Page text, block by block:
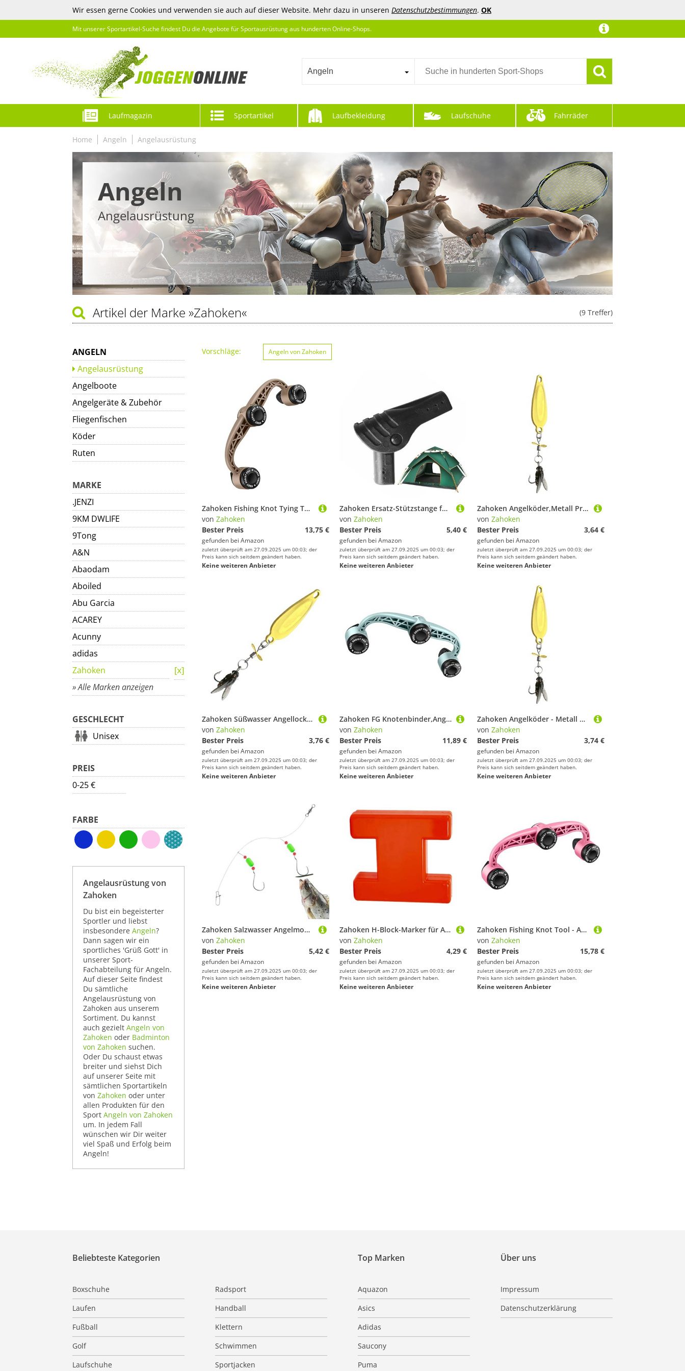
Wir essen gerne Cookies und verwenden sie auch auf dieser Website. Mehr dazu in unseren Datenschutzbestimmungen. OK
Mit unserer Sportartikel-Suche findest Du die Angebote für Sportausrüstung aus hunderten Online-Shops.
Angeln
Laufmagazin Sportartikel Laufbekleidung Laufschuhe Fahrräder
Home Angeln Angelausrüstung
Angeln
Angelausrüstung
(9 Treffer)
Artikel der Marke »Zahoken«
ANGELN
Angelausrüstung
Angelboote
Angelgeräte & Zubehör
Fliegenfischen
Köder
Ruten
MARKE
.JENZI
9KM DWLIFE
9Tong
A&N
Abaodam
Aboiled
Abu Garcia
ACAREY
Acunny
adidas
Zahoken
» Alle Marken anzeigen
GESCHLECHT
Unisex
PREIS
0-25 €
FARBE
Angelausrüstung von
Zahoken
Du bist ein begeisterter
Sportler und liebst
insbesondere Angeln?
Dann sagen wir ein
sportliches 'Grüß Gott' in
unserer Sport-
Fachabteilung für Angeln.
Auf dieser Seite findest
Du sämtliche
Angelausrüstung von
Zahoken aus unserem
Sortiment. Du kannst
auch gezielt Angeln von
Zahoken oder Badminton
von Zahoken suchen.
Oder Du schaust etwas
breiter und siehst Dich
auf unserer Seite mit
sämtlichen Sportartikeln
von Zahoken oder unter
allen Produkten für den
Sport Angeln von Zahoken
um. In jedem Fall
wünschen wir Dir weiter
viel Spaß und Erfolg beim
Angeln!
Vorschläge: Angeln von Zahoken
Zahoken Fishing Knot Tying Tool, Angelhaspel-Knotenwerkzeug, Zubehör für Angelknoten Verbinder Ausrüstung Angler Teich Stausee Süßwasser See Fluss Salzwasser
von Zahoken
Bester Preis
13,75 €
gefunden bei Amazon
zuletzt überprüft am 27.09.2025 um 00:03; der
Preis kann sich seitdem geändert haben.
Keine weiteren Anbieter
Zahoken Ersatz-Stützstange für Baldachin, hochfeste Zeltstützgelenke, Reparatur, benutzerfreundliches Zubehör, Ausrüstung für Reisen, Freunde, Kollegen, Familie
von Zahoken
Bester Preis
5,40 €
gefunden bei Amazon
zuletzt überprüft am 27.09.2025 um 00:03; der
Preis kann sich seitdem geändert haben.
Keine weiteren Anbieter
Zahoken Angelköder,Metall Propeller Weichköder Forellen - Realistischer Schwimmköder Fliegenfischen Ausrüstung für Meer Kajak Fluss Süßwasser Salzwasser Anfänger und erfahrene Angler
von Zahoken
Bester Preis
3,64 €
gefunden bei Amazon
zuletzt überprüft am 27.09.2025 um 00:03; der
Preis kann sich seitdem geändert haben.
Keine weiteren Anbieter
Zahoken Süßwasser Angellockstäbe - Metall Propeller Weichköder Forellen - Realistischer Schwimmköder Fliegenfischen Ausrüstung für Meer Kajak Fluss Süßwasser Salzwasser Anfänger und erfahrene Angler
von Zahoken
Bester Preis
3,76 €
gefunden bei Amazon
zuletzt überprüft am 27.09.2025 um 00:03; der
Preis kann sich seitdem geändert haben.
Keine weiteren Anbieter
Zahoken FG Knotenbinder,Angelhaspel-Knotenwerkzeug | Zubehör für Angelknoten Verbinder Ausrüstung Angler Teich Stausee Süßwasser See Fluss Salzwasser
von Zahoken
Bester Preis
11,89 €
gefunden bei Amazon
zuletzt überprüft am 27.09.2025 um 00:03; der
Preis kann sich seitdem geändert haben.
Keine weiteren Anbieter
Zahoken Angelköder - Metall Propeller Weichköder Forellen,Realistischer Schwimmköder Fliegenfischen Ausrüstung für Meer Kajak Fluss Süßwasser Salzwasser Anfänger und erfahrene Angler
von Zahoken
Bester Preis
3,74 €
gefunden bei Amazon
zuletzt überprüft am 27.09.2025 um 00:03; der
Preis kann sich seitdem geändert haben.
Keine weiteren Anbieter
Zahoken Salzwasser Angelmontagen - Küstenfischerei Ausrüstung - Köder System Set Zum Fang Von Pompano Forelle Barsch Angelruten Zubehör Für See Fluss Küste
von Zahoken
Bester Preis
5,42 €
gefunden bei Amazon
zuletzt überprüft am 27.09.2025 um 00:03; der
Preis kann sich seitdem geändert haben.
Keine weiteren Anbieter
Zahoken H-Block-Marker für Angeln, H-Blockmarker, Ausrüstung, Bojen-Ausrüstung, präzises Zubehör, H-Marker für Karpfenangeln, Endausrüstung, H-Schwimmerschnur
von Zahoken
Bester Preis
4,29 €
gefunden bei Amazon
zuletzt überprüft am 27.09.2025 um 00:03; der
Preis kann sich seitdem geändert haben.
Keine weiteren Anbieter
Zahoken Fishing Knot Tool - Angelhaspel-Knotenwerkzeug,Zubehör für Angelknoten Verbinder Ausrüstung Angler Teich Stausee Süßwasser See Fluss Salzwasser
von Zahoken
Bester Preis
15,78 €
gefunden bei Amazon
zuletzt überprüft am 27.09.2025 um 00:03; der
Preis kann sich seitdem geändert haben.
Keine weiteren Anbieter
Über uns
Impressum
Datenschutzerklärung
Beliebteste Kategorien
Boxschuhe
Radsport
Laufen
Handball
Fußball
Klettern
Golf
Schwimmen
Laufschuhe
Sportjacken
Top Marken
Aquazon
Asics
Adidas
Saucony
Puma